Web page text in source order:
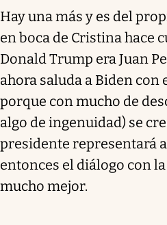
Hay una más y es del
en boca de Cristina hace
Donald Trump era Juan
ahora saluda a Biden con
porque con mucho de
algo de ingenuidad) se
presidente representará
entonces el diálogo con
mucho mejor.